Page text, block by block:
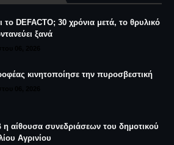
το DEFACTO; 30 χρόνια μετά, το θρυλικό
ξανά
κινητοποίησε την πυροσβεστική
αίθουσα συνεδριάσεων του δημοτικού
Αγρινίου